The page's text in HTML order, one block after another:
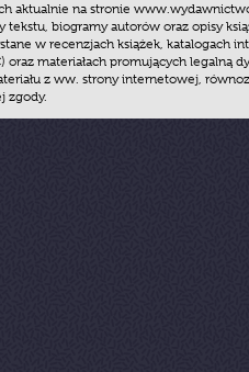
aktualnie na stronie
tekstu, biogramy autorów oraz opisy
w recenzjach książek, katalogach
oraz materiałach promujących legalną
z ww. strony internetowej,
zgody.